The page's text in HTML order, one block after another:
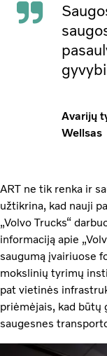
Avarijų
Wellsas
ART ne tik renka ir
užtikrina, kad nauji
„Volvo Trucks“
informaciją apie
saugumą įvairiuose
mokslinių tyrimų
pat vietinės
priėmėjais, kad būtų
saugesnes